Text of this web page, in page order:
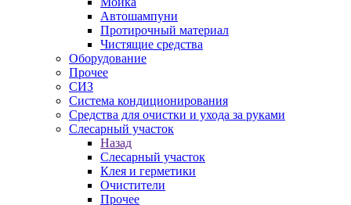
Автошампуни
Протирочный материал
Чистящие средства
Оборудование
Прочее
СИЗ
Система кондиционирования
Средства для очистки и ухода за руками
Слесарный участок
Назад
Слесарный участок
Клея и герметики
Очистители
Прочее